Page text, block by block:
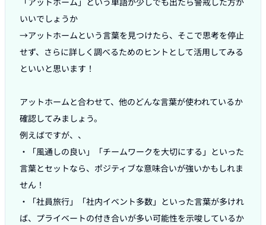
いいでしょうか
→アットホームという言葉を見つけたら、そこで思考を停止
せず、さらに詳しく調べるためのヒントとして活用してみる
といいと思います！
アットホームと合わせて、他のどんな言葉が使われているか
確認してみましょう。
例えばですが、、
・「風通しの良い」「チームワークを大切にする」といった
言葉とセットなら、ポジティブな意味合いが強いかもしれま
せん！
・「社員旅行」「社内イベント多数」といった言葉が多けれ
ば、プライベートの付き合いが多い可能性を示唆しているか